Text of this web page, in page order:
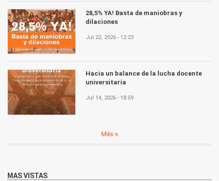
28,5% YA! Basta de maniobras y
dilaciones
Jul 22, 2026 - 12:23
Hacia un balance de la lucha docente
universitaria
Jul 14, 2026 - 18:59
Más
MAS VISTAS